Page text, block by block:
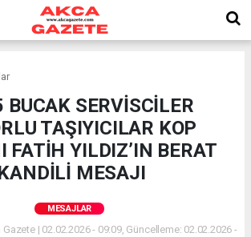
BUCAK SERVİSCİLER
TAŞIYICILAR KOP
FATİH YILDIZ’IN BERAT
MESAJI
MESAJLAR
| 02.02.2026 - 09:09, Güncelleme: 02.02.2026 -